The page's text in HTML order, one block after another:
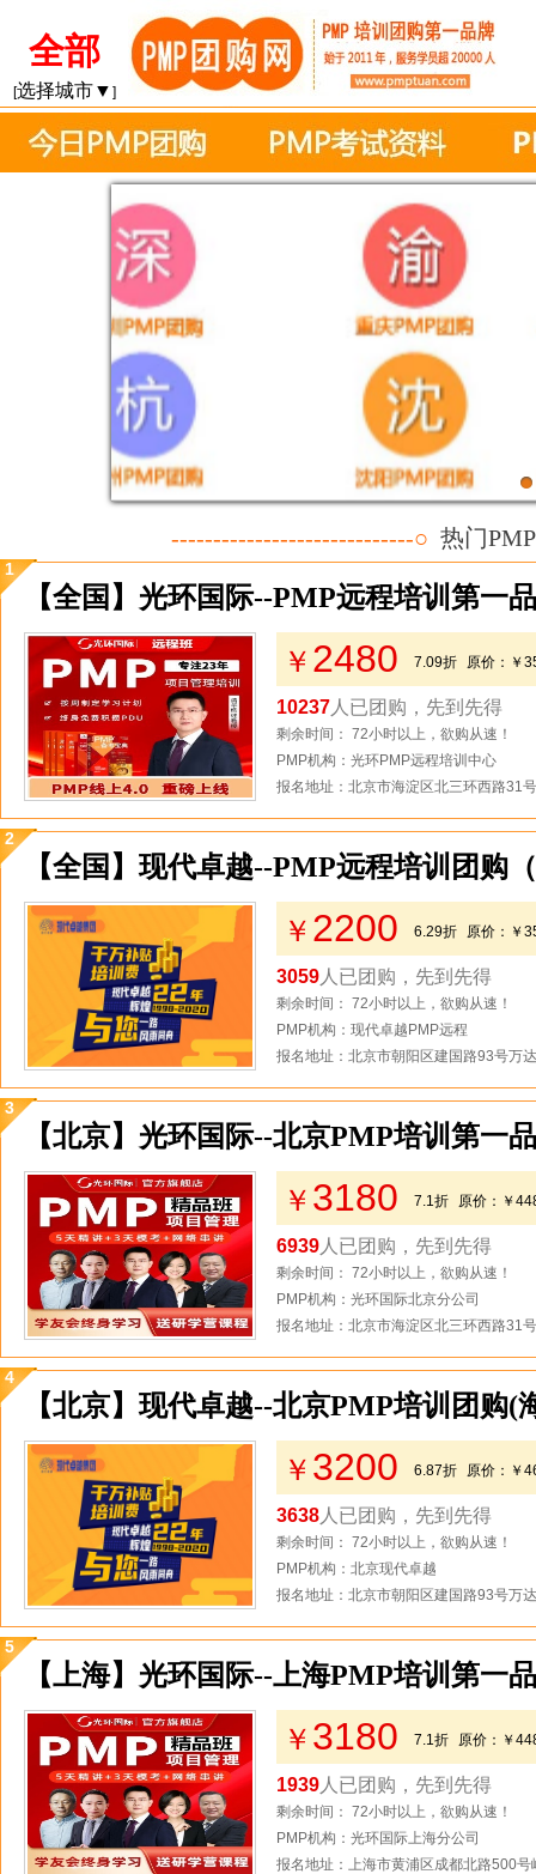
全部
[选择城市▼ ]
-----------------------------○ 热门
1
【全国】光环国际--PMP远程培训第一
￥ 2480 7.09折 原价： ￥
10237 人已团购，先到先得
剩余时间： 72小时以上，欲购从速！
PMP机构：光环PMP远程培训中心
报名地址：北京市海淀区北三环西路31
2
【全国】现代卓越--PMP远程培训团购
￥ 2200 6.29折 原价： ￥
3059 人已团购，先到先得
剩余时间： 72小时以上，欲购从速！
PMP机构：现代卓越PMP远程
报名地址：北京市朝阳区建国路93号万
3
【北京】光环国际--北京PMP培训第一
￥ 3180 7.1折 原价： ￥
6939 人已团购，先到先得
剩余时间： 72小时以上，欲购从速！
PMP机构：光环国际北京分公司
报名地址：北京市海淀区北三环西路31
4
【北京】现代卓越--北京PMP培训团购(
￥ 3200 6.87折 原价： ￥
3638 人已团购，先到先得
剩余时间： 72小时以上，欲购从速！
PMP机构：北京现代卓越
报名地址：北京市朝阳区建国路93号万
5
【上海】光环国际--上海PMP培训第一
￥ 3180 7.1折 原价： ￥
1939 人已团购，先到先得
剩余时间： 72小时以上，欲购从速！
PMP机构：光环国际上海分公司
报名地址：上海市黄浦区成都北路500